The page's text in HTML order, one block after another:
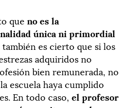
que no es la
única ni primordial
es cierto que si los
adquiridos no
bien remunerada, no
escuela haya cumplido
En todo caso, el profesor